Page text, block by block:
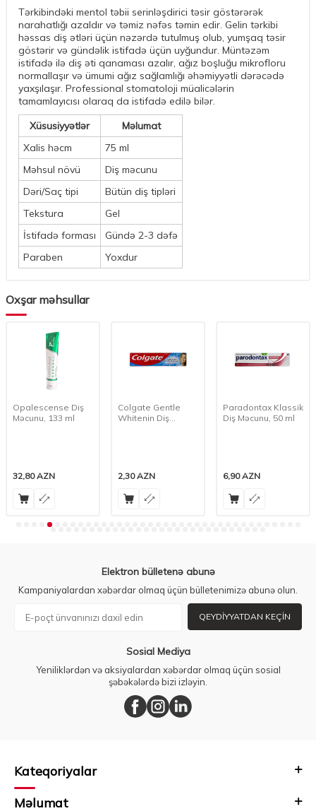
Tərkibindəki mentol təbii serinləşdirici təsir göstərərək
narahatlığı azaldır və təmiz nəfəs təmin edir. Gelin tərkibi
həssas diş ətləri üçün nəzərdə tutulmuş olub, yumşaq təsir
göstərir və gündəlik istifadə üçün uyğundur. Müntəzəm
istifadə ilə diş əti qanaması azalır, ağız boşluğu mikrofloru
normallaşır və ümumi ağız sağlamlığı əhəmiyyətli dərəcədə
yaxşılaşır. Professional stomatoloji müalicələrin
tamamlayıcısı olaraq da istifadə edilə bilər.
Xüsusiyyətlər
Məlumat
Xalis həcm
75 ml
Məhsul növü
Diş məcunu
Dəri/Saç tipi
Bütün diş tipləri
Tekstura
Gel
İstifadə forması
Gündə 2-3 dəfə
Paraben
Yoxdur
Oxşar məhsullar
Opalescense Diş
Məcunu, 133 ml
32,80AZN
Colgate Gentle
Whitenin Diş
2,30AZN
Paradontax Klassik
Diş Məcunu, 50 ml
6,90AZN
Elektron bülletenə abunə
Kampaniyalardan xəbərdar olmaq üçün bülletenimizə abunə olun.
QEYDIYYATDAN KEÇIN
Sosial Mediya
Yeniliklərdən və aksiyalardan xəbərdar olmaq üçün sosial
şəbəkələrdə bizi izləyin.
Kateqoriyalar
Məlumat